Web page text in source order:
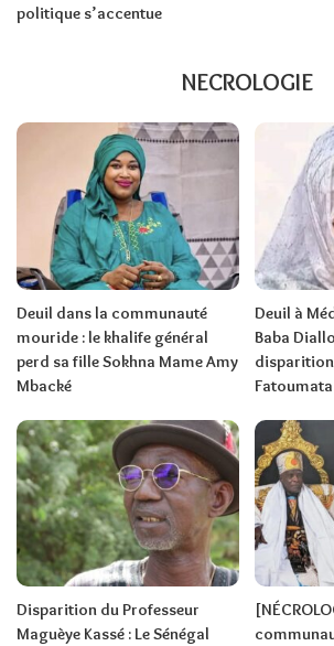
politique s’accentue
NECROLOGIE
Deuil dans la communauté
mouride : le khalife général
perd sa fille Sokhna Mame Amy
Mbacké
Deuil à
Baba
disparition
Disparition du Professeur
Maguèye Kassé : Le Sénégal